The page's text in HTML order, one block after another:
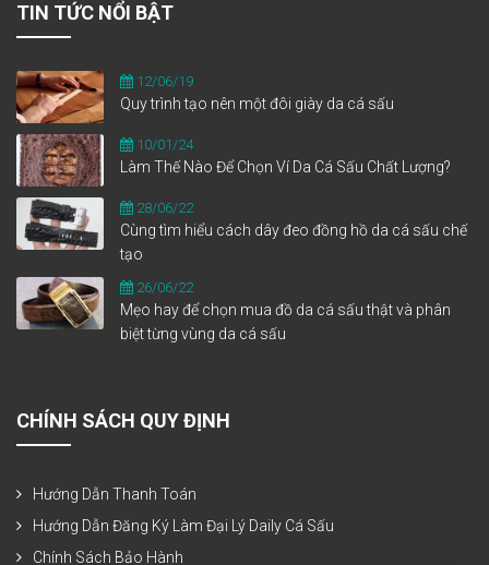
TIN TỨC NỔI BẬT
12/06/19
Quy trình tạo nên một đôi giày da cá sấu
10/01/24
Làm Thế Nào Để Chọn Ví Da Cá Sấu Chất Lượng?
28/06/22
Cùng tìm hiểu cách dây đeo đồng hồ da cá sấu chế
tạo
26/06/22
Mẹo hay để chọn mua đồ da cá sấu thật và phân
biệt từng vùng da cá sấu
CHÍNH SÁCH QUY ĐỊNH
Hướng Dẫn Thanh Toán
Hướng Dẫn Đăng Ký Làm Đại Lý Daily Cá Sấu
Chính Sách Bảo Hành